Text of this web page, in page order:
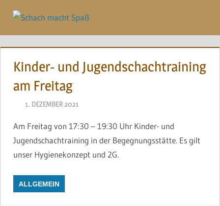
Inhalt
springen
Kinder- und Jugendschachtraining
am Freitag
1. DEZEMBER 2021
Am Freitag von 17:30 – 19:30 Uhr Kinder- und
Jugendschachtraining in der Begegnungsstätte. Es gilt
unser Hygienekonzept und 2G.
ALLGEMEIN